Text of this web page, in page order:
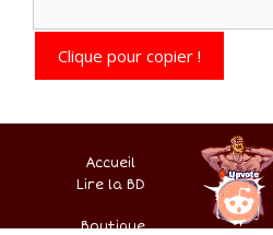
Clique pour copier !
.
Accueil
–
Lire la BD –
Boutique